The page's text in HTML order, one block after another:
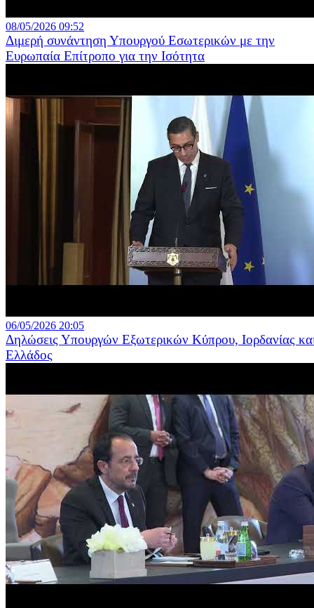
08/05/2026 09:52
Διμερή συνάντηση Υπουργού Εσωτερικών με την
Ευρωπαία Επίτροπο για την Ισότητα
06/05/2026 20:05
Δηλώσεις Υπουργών Εξωτερικών Κύπρου, Ιορδανίας
Ελλάδος